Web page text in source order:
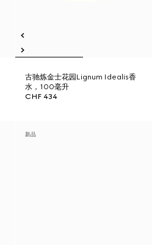
古驰炼金士花园Lignum Idealis香
水，100毫升
CHF 434
新品